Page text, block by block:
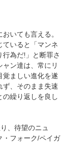
いても言える。
ていると「マンネ
為だ!」と断罪さ
ン達は、常にリ
覚ましい進化を遂
ず、そのまま失速
の繰り返しを良し
、待望のニュ
・フォーク/ペイガ